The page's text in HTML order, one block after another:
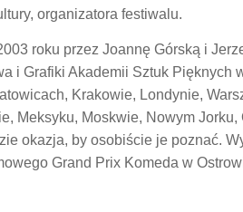
organizatora festiwalu.
roku przez Joannę Górską i
i Grafiki Akademii Sztuk Pięknych
Krakowie, Londynie,
Meksyku, Moskwie, Nowym
okazja, by osobiście je poznać.
Grand Prix Komeda w